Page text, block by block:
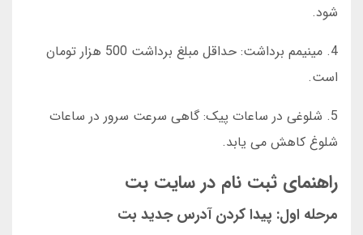
شود.
4. مینیمم برداشت: حداقل مبلغ برداشت 500 هزار تومان
است.
5. شلوغی در ساعات پیک: گاهی سرعت سرور در ساعات
شلوغ کاهش می یابد.
راهنمای ثبت نام در سایت بت
مرحله اول: پیدا کردن آدرس جدید بت